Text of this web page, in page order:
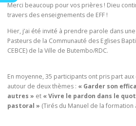
Merci beaucoup pour vos prières ! Dieu
travers des enseignements de EFF !
Hier, j’ai été invité à prendre parole dans
Pasteurs de la Communauté des Eglises
CEBCE) de la Ville de Butembo/RDC.
En moyenne, 35 participants ont pris part
autour de deux thèmes : « Garder son
autres » et « Vivre le pardon dans le
pastoral » (Tirés du Manuel de la formation